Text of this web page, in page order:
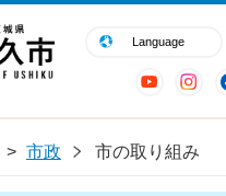
Language
> 市政 市の取り組み